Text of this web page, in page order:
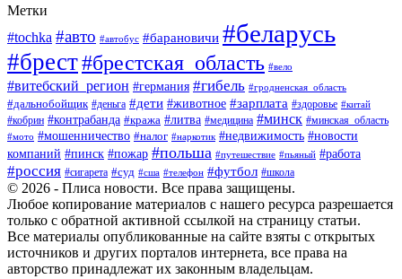
Метки
#tochka #авто #автобус #барановичи #беларусь
#брест#брестская_область #вело
#витебский_регион #германия #гибель #гродненская_область
#дальнобойщик #деньга #дети #животное #зарплата #здоровье #китай
#кобрин #контрабанда #кража #литва #медицина #минск #минская_область
#мото #мошенничество #налог #наркотик #недвижимость #новости
компаний #пинск #пожар #польша #путешествие #пьяный #работа
#россия #сигарета #суд #сша #телефон #футбол #школа
© 2026 - Плиса новости. Все права защищены.
Любое копирование материалов с нашего ресурса разрешается
только с обратной активной ссылкой на страницу статьи.
Все материалы опубликованные на сайте взяты с открытых
источников и других порталов интернета, все права на
авторство принадлежат их законным владельцам.